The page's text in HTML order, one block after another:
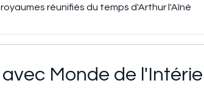
réunifiés du temps d'Arthur l'Aîné
Monde de